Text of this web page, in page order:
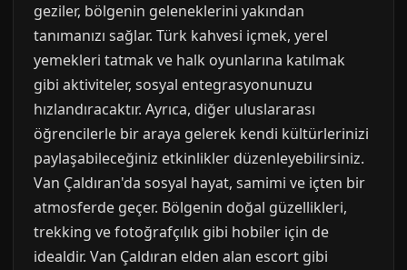
geziler, bölgenin geleneklerini yakından
tanımanızı sağlar. Türk kahvesi içmek, yerel
yemekleri tatmak ve halk oyunlarına katılmak
gibi aktiviteler, sosyal entegrasyonunuzu
hızlandıracaktır. Ayrıca, diğer uluslararası
öğrencilerle bir araya gelerek kendi kültürlerinizi
paylaşabileceğiniz etkinlikler düzenleyebilirsiniz.
Van Çaldıran'da sosyal hayat, samimi ve içten bir
atmosferde geçer. Bölgenin doğal güzellikleri,
trekking ve fotoğrafçılık gibi hobiler için de
idealdir. Van Çaldıran elden alan escort gibi